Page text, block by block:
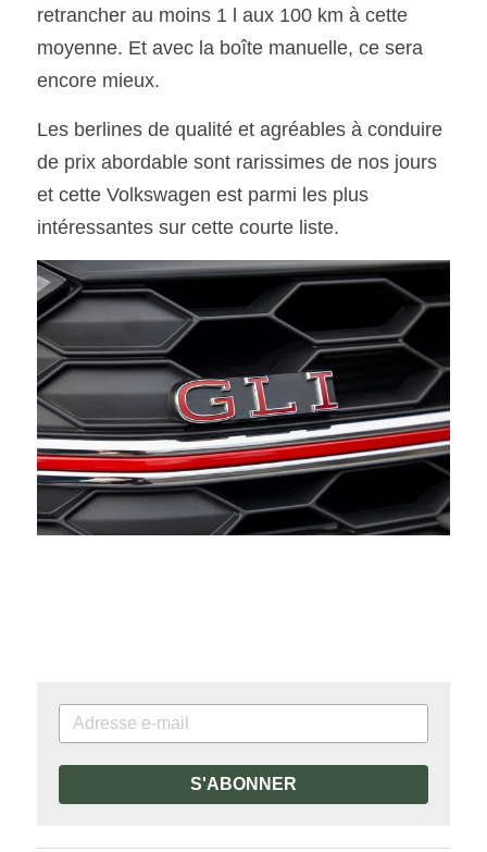
retrancher au moins 1 l aux 100 km à cette
moyenne. Et avec la boîte manuelle, ce sera
encore mieux.
Les berlines de qualité et agréables à conduire
de prix abordable sont rarissimes de nos jours
et cette Volkswagen est parmi les plus
intéressantes sur cette courte liste.
S'ABONNER